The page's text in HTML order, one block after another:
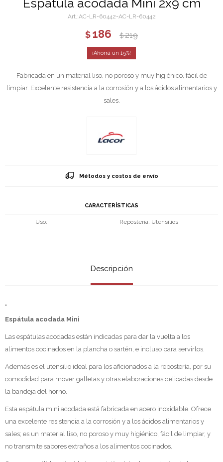
Espátula acodada Mini 2x9 cm
AC-LR-60442-AC-LR-60442
$186 $ 219
15
Fabricada en un material liso, no poroso y muy higiénico, fácil de
limpiar. Excelente resistencia a la corrosión y a los ácidos alimentarios y
sales.
Métodos y costos de envío
CARACTERÍSTICAS
Uso Repostería, Utensilios
Descripción
"
Espátula acodada Mini
Las espátulas acodadas están indicadas para dar la vuelta a los
alimentos cocinados en la plancha o sartén, e incluso para servirlos.
Además es el utensilio ideal para los aficionados a la repostería, por su
comodidad para mover galletas y otras elaboraciones delicadas desde
la bandeja del horno.
Esta espátula mini acodada está fabricada en acero inoxidable. Ofrece
una excelente resistencia a la corrosión y a los ácidos alimentarios y
sales; es un material liso, no poroso y muy higiénico, fácil de limpiar, y
no transmite sabores extraños a los alimentos cocinados.